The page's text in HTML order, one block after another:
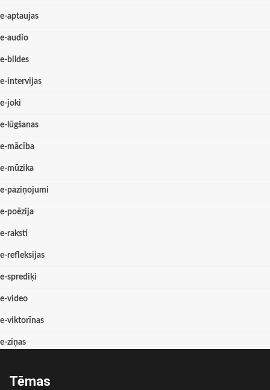
e-aptaujas
e-audio
e-bildes
e-intervijas
e-joki
e-lūgšanas
e-mācība
e-mūzika
e-paziņojumi
e-poēzija
e-raksti
e-refleksijas
e-sprediķi
e-video
e-viktorīnas
e-ziņas
Tēmas